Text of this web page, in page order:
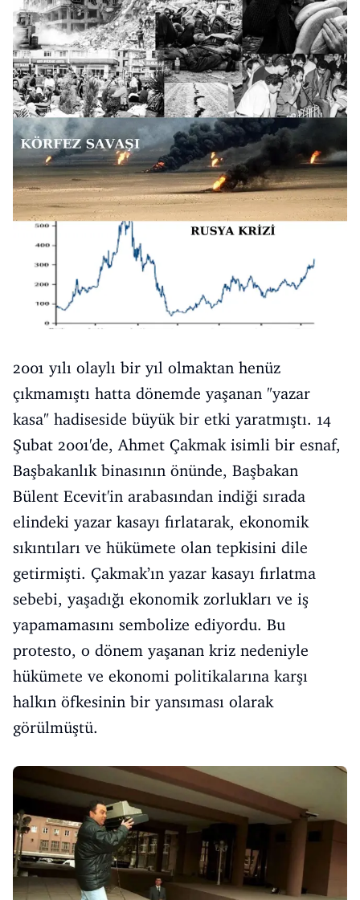
2001 yılı olaylı bir yıl olmaktan henüz
çıkmamıştı hatta dönemde yaşanan "yazar
kasa" hadiseside büyük bir etki yaratmıştı. 14
Şubat 2001'de, Ahmet Çakmak isimli bir esnaf,
Başbakanlık binasının önünde, Başbakan
Bülent Ecevit'in arabasından indiği sırada
elindeki yazar kasayı fırlatarak, ekonomik
sıkıntıları ve hükümete olan tepkisini dile
getirmişti. Çakmak’ın yazar kasayı fırlatma
sebebi, yaşadığı ekonomik zorlukları ve iş
yapamamasını sembolize ediyordu. Bu
protesto, o dönem yaşanan kriz nedeniyle
hükümete ve ekonomi politikalarına karşı
halkın öfkesinin bir yansıması olarak
görülmüştü.